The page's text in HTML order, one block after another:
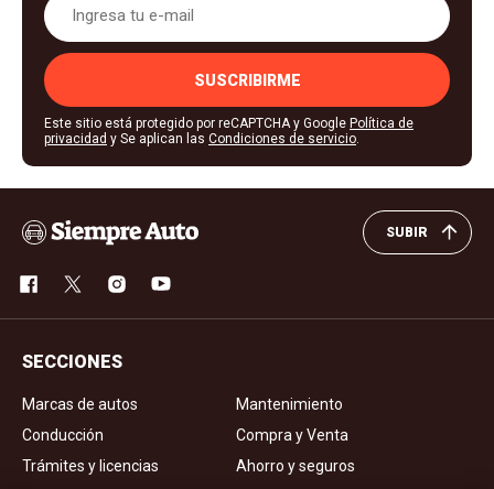
SUSCRIBIRME
Este sitio está protegido por reCAPTCHA y Google Política de
privacidad y Se aplican las Condiciones de servicio.
SUBIR
SECCIONES
Marcas de autos
Mantenimiento
Conducción
Compra y Venta
Trámites y licencias
Ahorro y seguros